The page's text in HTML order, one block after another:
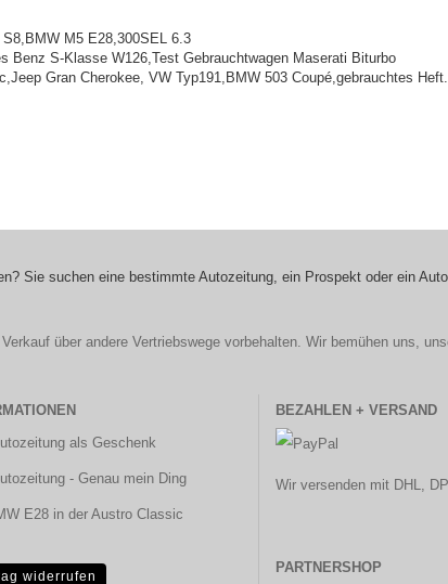
M5 E28,300SEL 6.3
Benz S-Klasse W126,Test Gebrauchtwagen Maserati Biturbo
Gran Cherokee, VW Typ191,BMW 503 Coupé,gebrauchtes Heft.
Sie suchen eine bestimmte Autozeitung, ein Prospekt oder ein
über andere Vertriebswege vorbehalten. Wir bemühen uns,
als Geschenk
- Genau mein Ding
E28 in der Austro Classic
widerrufen
BEZAHLEN + VERSAND
Wir versenden mit DHL,
PARTNERSHOP